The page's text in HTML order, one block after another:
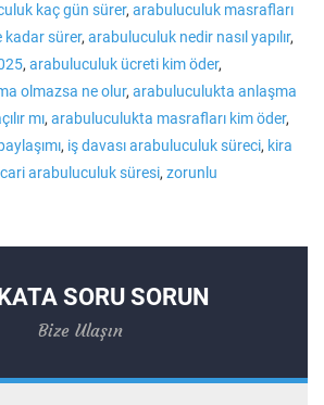
kaç gün sürer, arabuluculuk masrafları
kadar sürer, arabuluculuk nedir nasıl yapılır,
, arabuluculuk ücreti kim öder,
olmazsa ne olur, arabuluculukta anlaşma
mı, arabuluculukta masrafları kim öder,
, iş davası arabuluculuk süreci, kira
arabuluculuk süresi, zorunlu
SORU SORUN
Bize Ulaşın